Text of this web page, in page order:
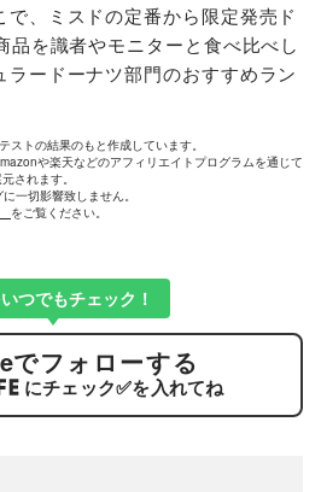
、ミスドの定番から限定発売ド
品を識者やモニターと食べ比べし
ラードーナツ部門のおすすめラン
トの結果のもと作成しています。
や楽天などのアフィリエイトプログラムを通じて
されます。
一切影響致しません。
をご覧ください。
つでもチェック！
でフォローする
にチェック✅を入れてね